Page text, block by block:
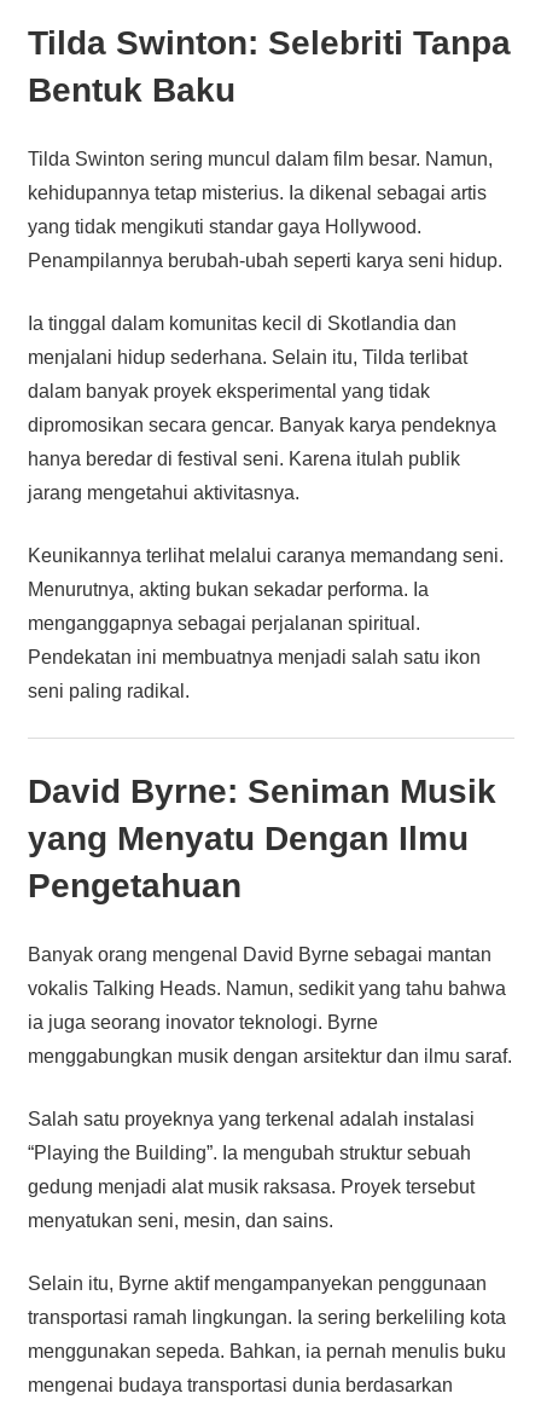
Tilda Swinton: Selebriti Tanpa
Bentuk Baku
Tilda Swinton sering muncul dalam film besar. Namun,
kehidupannya tetap misterius. Ia dikenal sebagai artis
yang tidak mengikuti standar gaya Hollywood.
Penampilannya berubah-ubah seperti karya seni hidup.
Ia tinggal dalam komunitas kecil di Skotlandia dan
menjalani hidup sederhana. Selain itu, Tilda terlibat
dalam banyak proyek eksperimental yang tidak
dipromosikan secara gencar. Banyak karya pendeknya
hanya beredar di festival seni. Karena itulah publik
jarang mengetahui aktivitasnya.
Keunikannya terlihat melalui caranya memandang seni.
Menurutnya, akting bukan sekadar performa. Ia
menganggapnya sebagai perjalanan spiritual.
Pendekatan ini membuatnya menjadi salah satu ikon
seni paling radikal.
David Byrne: Seniman Musik
yang Menyatu Dengan Ilmu
Pengetahuan
Banyak orang mengenal David Byrne sebagai mantan
vokalis Talking Heads. Namun, sedikit yang tahu bahwa
ia juga seorang inovator teknologi. Byrne
menggabungkan musik dengan arsitektur dan ilmu saraf.
Salah satu proyeknya yang terkenal adalah instalasi
“Playing the Building”. Ia mengubah struktur sebuah
gedung menjadi alat musik raksasa. Proyek tersebut
menyatukan seni, mesin, dan sains.
Selain itu, Byrne aktif mengampanyekan penggunaan
transportasi ramah lingkungan. Ia sering berkeliling kota
menggunakan sepeda. Bahkan, ia pernah menulis buku
mengenai budaya transportasi dunia berdasarkan